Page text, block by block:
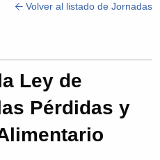
Volver al listado de Jornadas
Ley de
Pérdidas y